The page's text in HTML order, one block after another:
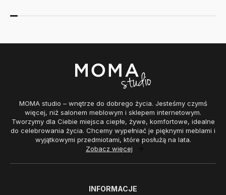
MOMA studio – wnętrze do dobrego życia. Jesteśmy czymś
więcej, niż salonem meblowym i sklepem internetowym.
Tworzymy dla Ciebie miejsca ciepłe, żywe, komfortowe, idealne
do celebrowania życia. Chcemy wypełniać je pięknymi meblami i
wyjątkowymi przedmiotami, które posłużą na lata.
Zobacz więcej
INFORMACJE